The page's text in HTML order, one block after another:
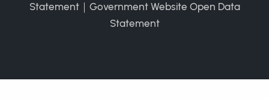
Statement｜ Government Website Open Data
Statement